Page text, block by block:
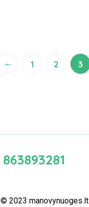
← 1 2 3
863893281
© 2023 manovynuoges.lt